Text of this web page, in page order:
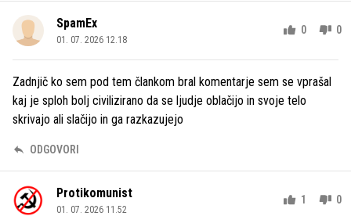
SpamEx
01. 07. 2026 12.18
0 0
Zadnjič ko sem pod tem člankom bral komentarje sem se vprašal
kaj je sploh bolj civilizirano da se ljudje oblačijo in svoje telo
skrivajo ali slačijo in ga razkazujejo
ODGOVORI
Protikomunist
01. 07. 2026 11.52
1 0